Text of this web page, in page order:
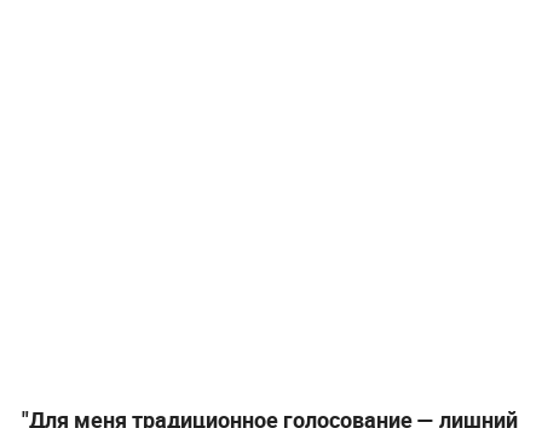
"Для меня традиционное голосование — лишний